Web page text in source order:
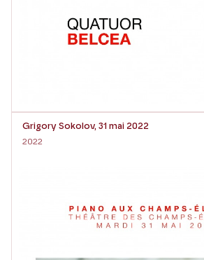
Grigory Sokolov, 31 mai 2022
2022